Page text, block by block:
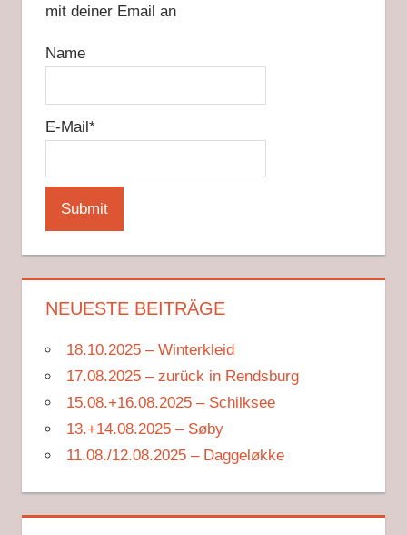
mit deiner Email an
Name
E-Mail*
NEUESTE BEITRÄGE
18.10.2025 – Winterkleid
17.08.2025 – zurück in Rendsburg
15.08.+16.08.2025 – Schilksee
13.+14.08.2025 – Søby
11.08./12.08.2025 – Daggeløkke